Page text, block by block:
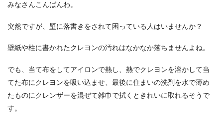
みなさんこんばんわ。
突然ですが、壁に落書きをされて困っている人はいませんか？
壁紙や柱に書かれたクレヨンの汚れはなかなか落ちませんよね。
でも、当て布をしてアイロンで熱し、熱でクレヨンを溶かして当
てた布にクレヨンを吸い込ませ、最後に住まいの洗剤を水で薄め
たものにクレンザーを混ぜて雑巾で拭くときれいに取れるそうで
す。